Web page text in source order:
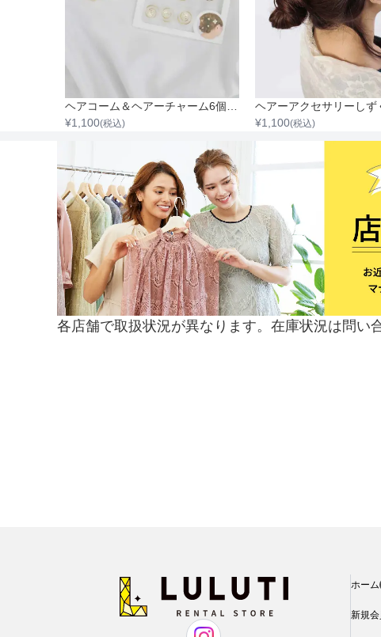
¥1,100(税込)
ヘアーアクセサリーしず
¥1,100(税込)
各店舗で取扱状況が異なります。在庫状況は問い
ホーム
新規